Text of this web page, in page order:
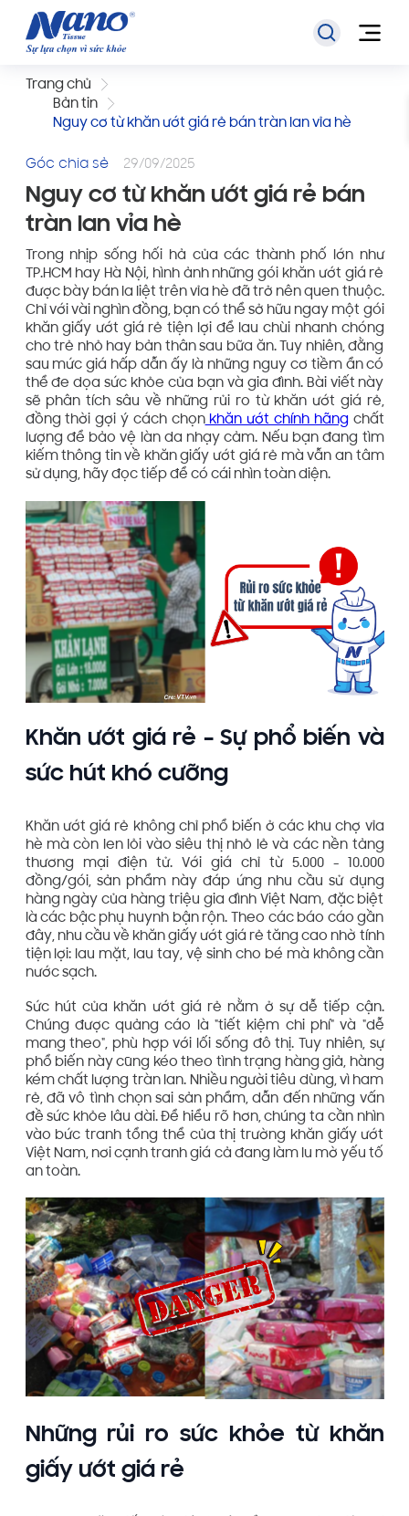
Trang chủ
Bản tin
Nguy cơ từ khăn ướt giá rẻ bán tràn lan vỉa hè
Góc chia sẻ 29/09/2025
Nguy cơ từ khăn ướt giá rẻ bán
tràn lan vỉa hè
Trong nhịp sống hối hả của các thành phố lớn như
TP.HCM hay Hà Nội, hình ảnh những gói khăn ướt giá rẻ
được bày bán la liệt trên vỉa hè đã trở nên quen thuộc.
Chỉ với vài nghìn đồng, bạn có thể sở hữu ngay một gói
khăn giấy ướt giá rẻ tiện lợi để lau chùi nhanh chóng
cho trẻ nhỏ hay bản thân sau bữa ăn. Tuy nhiên, đằng
sau mức giá hấp dẫn ấy là những nguy cơ tiềm ẩn có
thể đe dọa sức khỏe của bạn và gia đình. Bài viết này
sẽ phân tích sâu về những rủi ro từ khăn ướt giá rẻ,
đồng thời gợi ý cách chọnkhăn ướt chính hãng chất
lượng để bảo vệ làn da nhạy cảm. Nếu bạn đang tìm
kiếm thông tin về khăn giấy ướt giá rẻ mà vẫn an tâm
sử dụng, hãy đọc tiếp để có cái nhìn toàn diện.
Khăn ướt giá rẻ – Sự phổ biến và
sức hút khó cưỡng
Khăn ướt giá rẻ không chỉ phổ biến ở các khu chợ vỉa
hè mà còn len lỏi vào siêu thị nhỏ lẻ và các nền tảng
thương mại điện tử. Với giá chỉ từ 5.000 - 10.000
đồng/gói, sản phẩm này đáp ứng nhu cầu sử dụng
hàng ngày của hàng triệu gia đình Việt Nam, đặc biệt
là các bậc phụ huynh bận rộn. Theo các báo cáo gần
đây, nhu cầu về khăn giấy ướt giá rẻ tăng cao nhờ tính
tiện lợi: lau mặt, lau tay, vệ sinh cho bé mà không cần
nước sạch.
Sức hút của khăn ướt giá rẻ nằm ở sự dễ tiếp cận.
Chúng được quảng cáo là "tiết kiệm chi phí" và "dễ
mang theo", phù hợp với lối sống đô thị. Tuy nhiên, sự
phổ biến này cũng kéo theo tình trạng hàng giả, hàng
kém chất lượng tràn lan. Nhiều người tiêu dùng, vì ham
rẻ, đã vô tình chọn sai sản phẩm, dẫn đến những vấn
đề sức khỏe lâu dài. Để hiểu rõ hơn, chúng ta cần nhìn
vào bức tranh tổng thể của thị trường khăn giấy ướt
Việt Nam, nơi cạnh tranh giá cả đang làm lu mờ yếu tố
an toàn.
Những rủi ro sức khỏe từ khăn
giấy ướt giá rẻ